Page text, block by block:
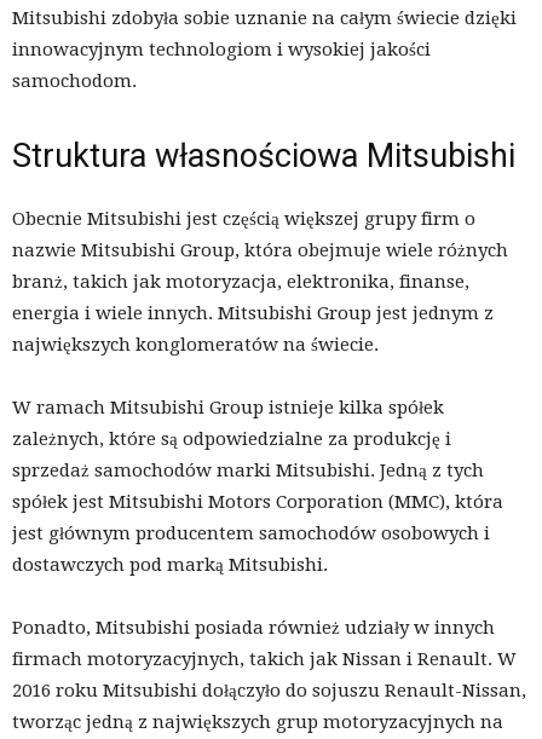
Mitsubishi zdobyła sobie uznanie na całym świecie dzięki
innowacyjnym technologiom i wysokiej jakości
samochodom.
Struktura własnościowa Mitsubishi
Obecnie Mitsubishi jest częścią większej grupy firm o
nazwie Mitsubishi Group, która obejmuje wiele różnych
branż, takich jak motoryzacja, elektronika, finanse,
energia i wiele innych. Mitsubishi Group jest jednym z
największych konglomeratów na świecie.
W ramach Mitsubishi Group istnieje kilka spółek
zależnych, które są odpowiedzialne za produkcję i
sprzedaż samochodów marki Mitsubishi. Jedną z tych
spółek jest Mitsubishi Motors Corporation (MMC), która
jest głównym producentem samochodów osobowych i
dostawczych pod marką Mitsubishi.
Ponadto, Mitsubishi posiada również udziały w innych
firmach motoryzacyjnych, takich jak Nissan i Renault. W
2016 roku Mitsubishi dołączyło do sojuszu Renault-Nissan,
tworząc jedną z największych grup motoryzacyjnych na